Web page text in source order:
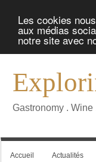
Les cookies
aux médias
notre site avec
Gastronomy . Wine
Accueil Actualités